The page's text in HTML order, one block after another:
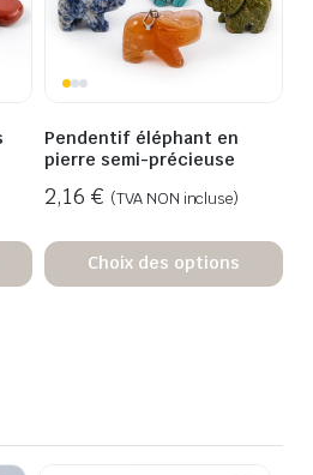
Pendentif éléphant en
pierre semi-précieuse
2,16 € (TVA NON incluse)
Choix des options